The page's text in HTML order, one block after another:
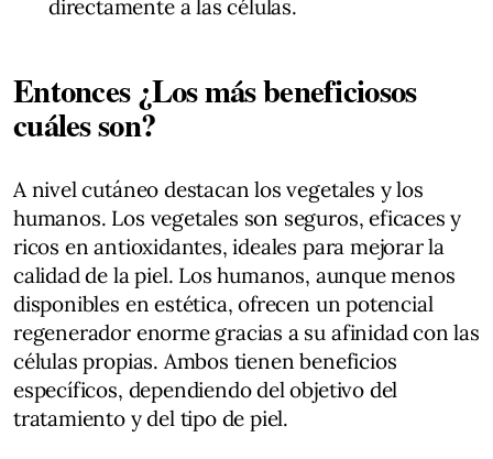
directamente a las células.
Entonces ¿Los más beneficiosos
cuáles son?
A nivel cutáneo destacan los vegetales y los
humanos. Los vegetales son seguros, eficaces y
ricos en antioxidantes, ideales para mejorar la
calidad de la piel. Los humanos, aunque menos
disponibles en estética, ofrecen un potencial
regenerador enorme gracias a su afinidad con las
células propias. Ambos tienen beneficios
específicos, dependiendo del objetivo del
tratamiento y del tipo de piel.